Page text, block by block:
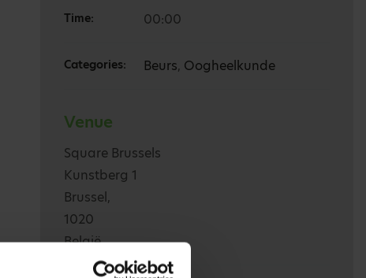
Time: 00:00
Categories: Beurs, Oogheelkunde
Venue
Square Brussels
Kunstberg 1
Brussel,
1020
België